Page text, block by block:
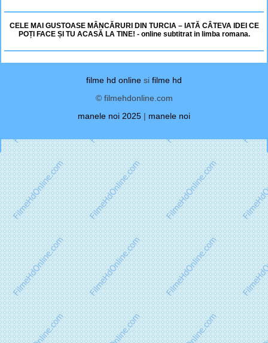
CELE MAI GUSTOASE MÂNCĂRURI DIN TURCIA – IATĂ CÂTEVA IDEI CE
POȚI FACE ȘI TU ACASĂ LA TINE! - online subtitrat in limba romana.
filme hd online si filme hd
© filmehdonline.com
manele noi 2025 | manele noi